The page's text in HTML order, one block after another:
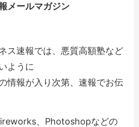
メールマガジン
ス速報では、悪質高額塾など
ように
情報が入り次第、速報でお伝
、Photoshopなどの